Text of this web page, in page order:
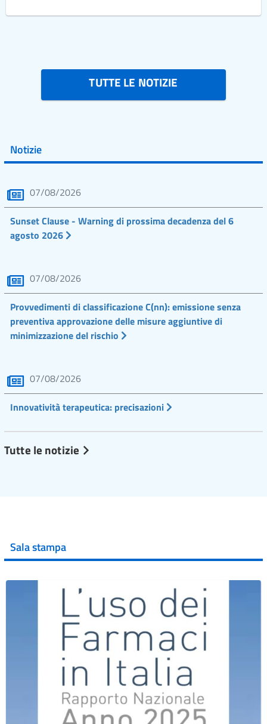
TUTTE LE NOTIZIE
Notizie
07/08/2026
Sunset Clause - Warning di prossima decadenza del 6
agosto 2026
07/08/2026
Provvedimenti di classificazione C(nn): emissione senza
preventiva approvazione delle misure aggiuntive di
minimizzazione del rischio
07/08/2026
Innovatività terapeutica: precisazioni
Tutte le notizie
Sala stampa